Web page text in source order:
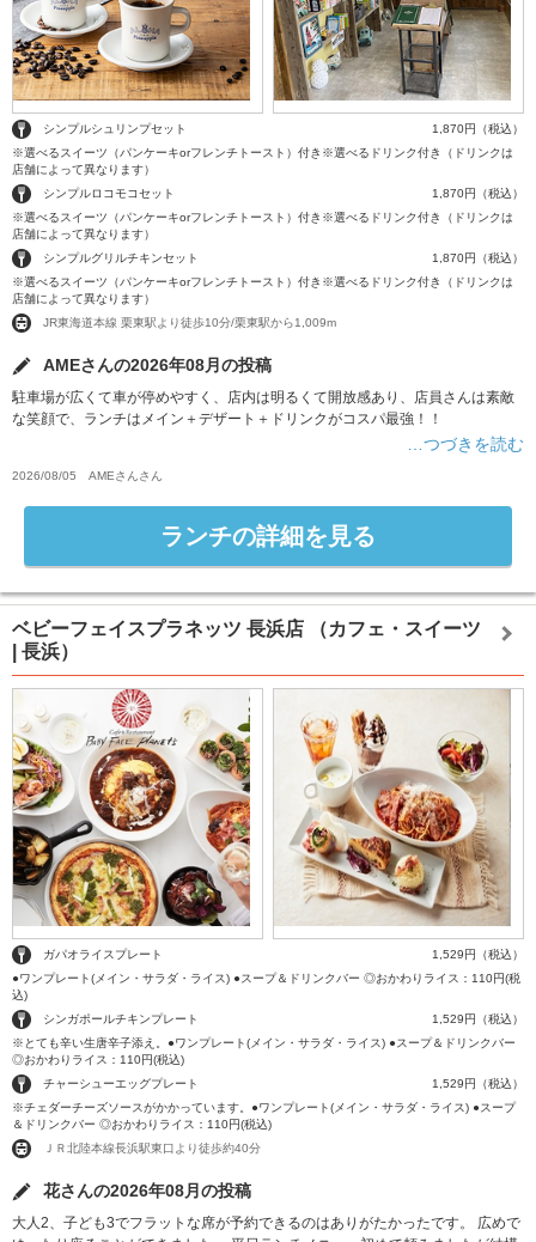
シンプルシュリンプセット
1,870円（税込）
※選べるスイーツ（パンケーキorフレンチトースト）付き※選べるドリンク付き（ドリンクは
店舗によって異なります）
シンプルロコモコセット
1,870円（税込）
※選べるスイーツ（パンケーキorフレンチトースト）付き※選べるドリンク付き（ドリンクは
店舗によって異なります）
シンプルグリルチキンセット
1,870円（税込）
※選べるスイーツ（パンケーキorフレンチトースト）付き※選べるドリンク付き（ドリンクは
店舗によって異なります）
JR東海道本線 栗東駅より徒歩10分/栗東駅から1,009m
AMEさんの2026年08月の投稿
駐車場が広くて車が停めやすく、店内は明るくて開放感あり、店員さんは素敵
な笑顔で、ランチはメイン＋デザート＋ドリンクがコスパ最強！！
…つづきを読む
2026/08/05 AMEさん さん
ランチの詳細を見る
ベビーフェイスプラネッツ 長浜店
（カフェ・スイーツ
| 長浜）
ガパオライスプレート
1,529円（税込）
●ワンプレート(メイン・サラダ・ライス) ●スープ＆ドリンクバー ◎おかわりライス：110円(税
込)
シンガポールチキンプレート
1,529円（税込）
※とても辛い生唐辛子添え。●ワンプレート(メイン・サラダ・ライス) ●スープ＆ドリンクバー
◎おかわりライス：110円(税込)
チャーシューエッグプレート
1,529円（税込）
※チェダーチーズソースがかかっています。●ワンプレート(メイン・サラダ・ライス) ●スープ
＆ドリンクバー ◎おかわりライス：110円(税込)
ＪＲ北陸本線長浜駅東口より徒歩約40分
花さんの2026年08月の投稿
大人2、子ども3でフラットな席が予約できるのはありがたかったです。 広めで